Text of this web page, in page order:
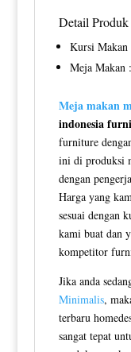
Detail Produk
Kursi Makan
Meja Makan
Meja makan
indonesia
furniture
ini di produksi
dengan
Harga yang
sesuai dengan
kami buat dan
kompetitor
Jika anda
Minimalis,
terbaru
sangat tepat